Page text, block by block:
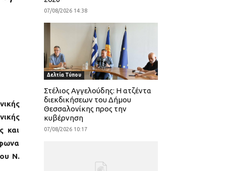
και
Ν.
07/08/2026 14:38
Δελτία Τύπου
Στέλιος Αγγελούδης: Η ατζέντα
διεκδικήσεων του Δήμου
Θεσσαλονίκης προς την
κυβέρνηση
07/08/2026 10:17